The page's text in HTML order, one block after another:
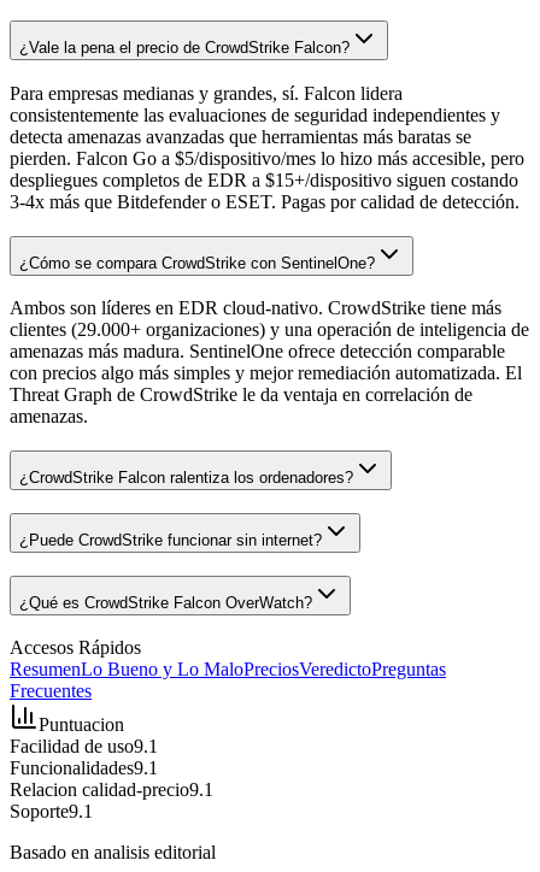
¿Vale la pena el precio de CrowdStrike Falcon?
Para empresas medianas y grandes, sí. Falcon lidera
consistentemente las evaluaciones de seguridad independientes y
detecta amenazas avanzadas que herramientas más baratas se
pierden. Falcon Go a $5/dispositivo/mes lo hizo más accesible, pero
despliegues completos de EDR a $15+/dispositivo siguen costando
3-4x más que Bitdefender o ESET. Pagas por calidad de detección.
¿Cómo se compara CrowdStrike con SentinelOne?
Ambos son líderes en EDR cloud-nativo. CrowdStrike tiene más
clientes (29.000+ organizaciones) y una operación de inteligencia de
amenazas más madura. SentinelOne ofrece detección comparable
con precios algo más simples y mejor remediación automatizada. El
Threat Graph de CrowdStrike le da ventaja en correlación de
amenazas.
¿CrowdStrike Falcon ralentiza los ordenadores?
¿Puede CrowdStrike funcionar sin internet?
¿Qué es CrowdStrike Falcon OverWatch?
Accesos Rápidos
ResumenLo Bueno y Lo MaloPreciosVeredictoPreguntas
Frecuentes
Puntuacion
Facilidad de uso9.1
Funcionalidades9.1
Relacion calidad-precio9.1
Soporte9.1
Basado en analisis editorial